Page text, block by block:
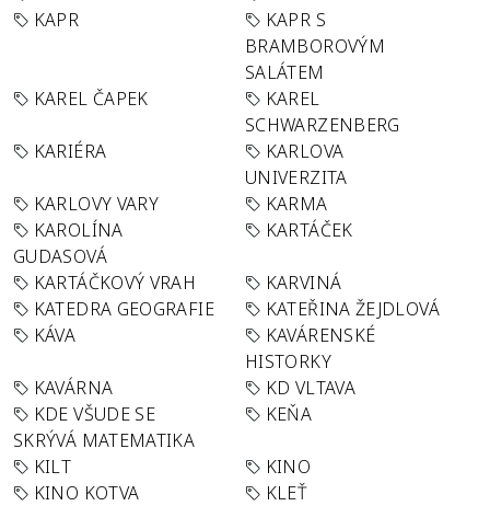
KAPR
KAPR S
BRAMBOROVÝM
SALÁTEM
KAREL ČAPEK
KAREL
SCHWARZENBERG
KARIÉRA
KARLOVA
UNIVERZITA
KARLOVY VARY
KARMA
KAROLÍNA
GUDASOVÁ
KARTÁČEK
KARTÁČKOVÝ VRAH
KARVINÁ
KATEDRA GEOGRAFIE
KATEŘINA ŽEJDLOVÁ
KÁVA
KAVÁRENSKÉ
HISTORKY
KAVÁRNA
KD VLTAVA
KDE VŠUDE SE
SKRÝVÁ MATEMATIKA
KEŇA
KILT
KINO
KINO KOTVA
KLEŤ